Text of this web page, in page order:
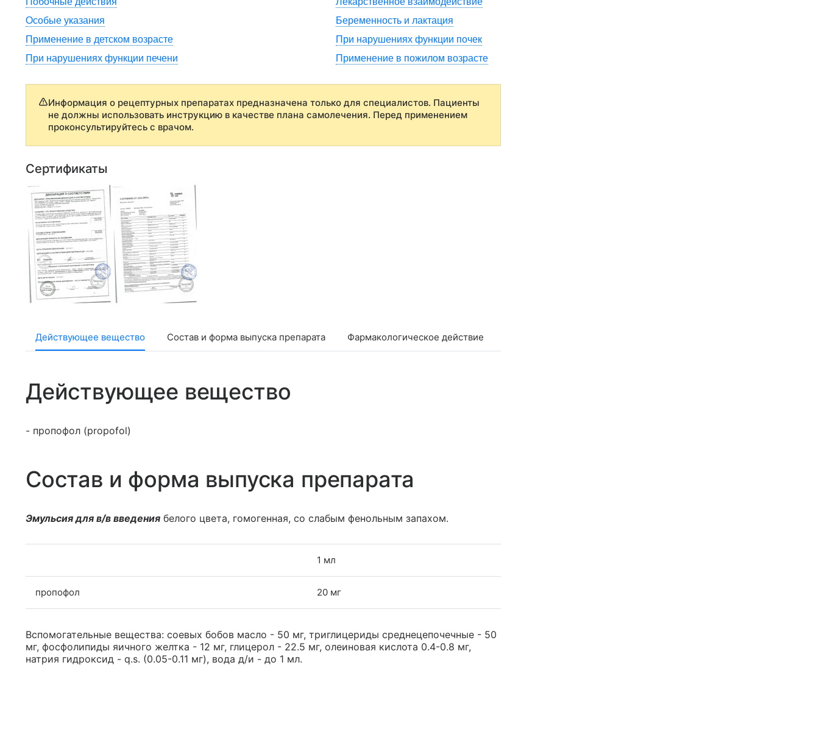
Особые указания
Беременность и лактация
Применение в детском возрасте
При нарушениях функции почек
При нарушениях функции печени
Применение в пожилом возрасте
Информация о рецептурных препаратах предназначена только для специалистов. Пациенты
не должны использовать инструкцию в качестве плана самолечения. Перед применением
проконсультируйтесь с врачом.
Сертификаты
Действующее вещество Состав и форма выпуска препарата Фармакологическое действие
Действующее вещество
- пропофол (propofol)
Состав и форма выпуска препарата
Эмульсия для в/в введения белого цвета, гомогенная, со слабым фенольным запахом.
1 мл
пропофол 20 мг
Вспомогательные вещества: соевых бобов масло - 50 мг, триглицериды среднецепочечные - 50
мг, фосфолипиды яичного желтка - 12 мг, глицерол - 22.5 мг, олеиновая кислота 0.4-0.8 мг,
натрия гидроксид - q.s. (0.05-0.11 мг), вода д/и - до 1 мл.